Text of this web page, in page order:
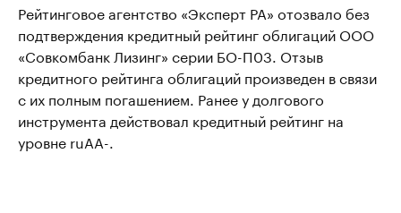
Рейтинговое агентство «Эксперт РА» отозвало без
подтверждения кредитный рейтинг облигаций ООО
«Совкомбанк Лизинг» серии БО-П03. Отзыв
кредитного рейтинга облигаций произведен в связи
с их полным погашением. Ранее у долгового
инструмента действовал кредитный рейтинг на
уровне ruAA-.